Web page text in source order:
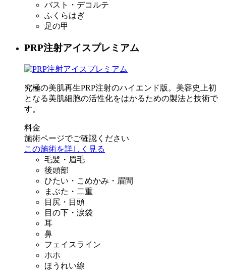
バスト・デコルテ
ふくらはぎ
足の甲
PRP注射アイスプレミアム
究極の美肌再生PRP注射のハイエンド版。美容史上初
となる美肌細胞の活性化をはかるための製法と技術で
す。
料金
施術ページでご確認ください
この施術を詳しく見る
毛髪・眉毛
後頭部
ひたい・こめかみ・眉間
まぶた・二重
目尻・目頭
目の下・涙袋
耳
鼻
フェイスライン
ホホ
ほうれい線